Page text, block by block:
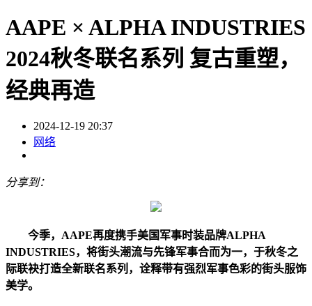
AAPE × ALPHA INDUSTRIES
2024秋冬联名系列 复古重塑，
经典再造
2024-12-19 20:37
网络
分享到：
今季， AAPE再度携手美国 军事时装品牌ALPHA
INDUSTRIES， 将街头潮流与先锋军事合而为一， 于秋冬之
际联袂打造全新联名系列，诠释带有强烈军事色彩的街头服饰
美学。